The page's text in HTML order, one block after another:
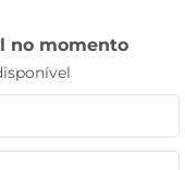
no momento